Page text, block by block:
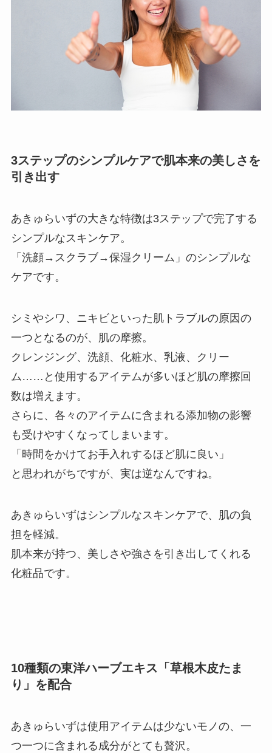
3ステップのシンプルケアで肌本来の美しさを
引き出す
あきゅらいずの大きな特徴は3ステップで完了する
シンプルなスキンケア。
「洗顔→スクラブ→保湿クリーム」のシンプルな
ケアです。
シミやシワ、ニキビといった肌トラブルの原因の
一つとなるのが、肌の摩擦。
クレンジング、洗顔、化粧水、乳液、クリー
ム……と使用するアイテムが多いほど肌の摩擦回
数は増えます。
さらに、各々のアイテムに含まれる添加物の影響
も受けやすくなってしまいます。
「時間をかけてお手入れするほど肌に良い」
と思われがちですが、実は逆なんですね。
あきゅらいずはシンプルなスキンケアで、肌の負
担を軽減。
肌本来が持つ、美しさや強さを引き出してくれる
化粧品です。
10種類の東洋ハーブエキス「草根木皮たま
り」を配合
あきゅらいずは使用アイテムは少ないモノの、一
つ一つに含まれる成分がとても贅沢。